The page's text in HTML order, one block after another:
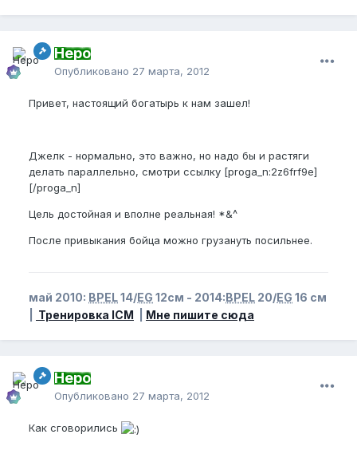
Неро
Опубликовано 27 марта, 2012
Привет, настоящий богатырь к нам зашел!
Джелк - нормально, это важно, но надо бы и растяги
делать параллельно, смотри ссылку [proga_n:2z6frf9e]
[/proga_n]
Цель достойная и вполне реальная! *&^
После привыкания бойца можно грузануть посильнее.
май 2010: BPEL14/EG 12см - 2014:BPEL 20/EG 16 см
Тренировка ICM Мне пишите сюда
Неро
Опубликовано 27 марта, 2012
Как сговорились